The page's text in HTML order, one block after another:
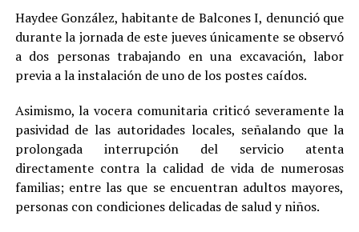
Haydee González, habitante de Balcones I, denunció que
durante la jornada de este jueves únicamente se observó
a dos personas trabajando en una excavación, labor
previa a la instalación de uno de los postes caídos.
Asimismo, la vocera comunitaria criticó severamente la
pasividad de las autoridades locales, señalando que la
prolongada interrupción del servicio atenta
directamente contra la calidad de vida de numerosas
familias; entre las que se encuentran adultos mayores,
personas con condiciones delicadas de salud y niños.